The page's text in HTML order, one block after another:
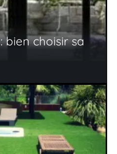
bien choisir sa